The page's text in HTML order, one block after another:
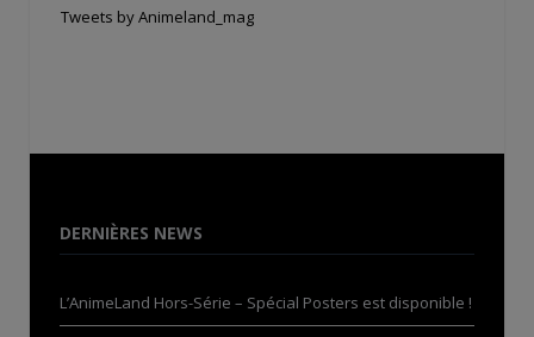
Tweets by Animeland_mag
DERNIÈRES NEWS
L’AnimeLand Hors-Série – Spécial Posters est disponible !